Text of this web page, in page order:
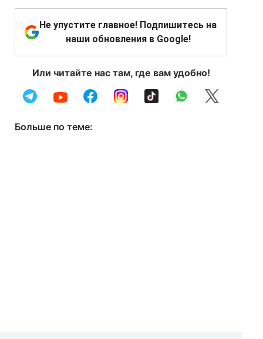
Не упустите главное! Подпишитесь на
наши обновления в Google!
Или читайте нас там, где вам удобно!
Больше по теме: